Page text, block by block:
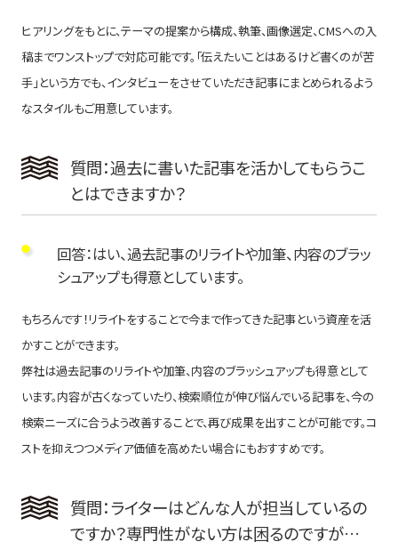
ヒアリングをもとに、テーマの提案から構成、執筆、画像選定、CMSへの入
稿までワンストップで対応可能です。「伝えたいことはあるけど書くのが苦
手」という方でも、インタビューをさせていただき記事にまとめられるよう
なスタイルもご用意しています。
質問：過去に書いた記事を活かしてもらうこ
とはできますか？
回答：はい、過去記事のリライトや加筆、内容のブラッ
シュアップも得意としています。
もちろんです！リライトをすることで今まで作ってきた記事という資産を活
かすことができます。
弊社は過去記事のリライトや加筆、内容のブラッシュアップも得意として
います。内容が古くなっていたり、検索順位が伸び悩んでいる記事を、今の
検索ニーズに合うよう改善することで、再び成果を出すことが可能です。コ
ストを抑えつつメディア価値を高めたい場合にもおすすめです。
質問：ライターはどんな人が担当しているの
ですか？専門性がない方は困るのですが…